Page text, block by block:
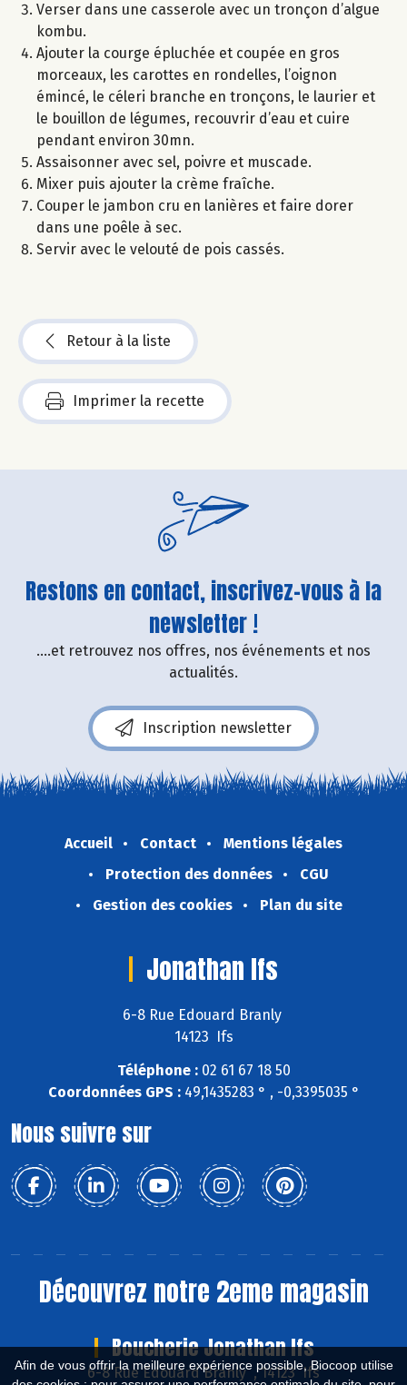
Afin de vous offrir la meilleure expérience possible, Biocoop utilise
Verser dans une casserole avec un tronçon d’algue
kombu.
Ajouter la courge épluchée et coupée en gros
morceaux, les carottes en rondelles, l’oignon
émincé, le céleri branche en tronçons, le laurier et
le bouillon de légumes, recouvrir d’eau et cuire
pendant environ 30mn.
Assaisonner avec sel, poivre et muscade.
Mixer puis ajouter la crème fraîche.
Couper le jambon cru en lanières et faire dorer
dans une poêle à sec.
Servir avec le velouté de pois cassés.
Retour à la liste
Imprimer la recette
Restons en contact, inscrivez-vous à la
newsletter !
....et retrouvez nos offres, nos événements et nos
actualités.
Inscription newsletter
Accueil Contact
Mentions légales
Protection des données
CGU
Gestion des cookies
Plan du site
Jonathan Ifs
6-8 Rue Edouard Branly
14123 Ifs
Téléphone :02 61 67 18 50
Coordonnées GPS :49,1435283 ° , -0,3395035 °
Nous suivre sur
Découvrez notre 2eme magasin
Boucherie Jonathan Ifs
6-8 Rue Edouard Branly , 14123 Ifs